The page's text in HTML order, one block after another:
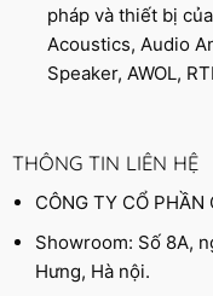
pháp và thiết bị
Acoustics, Audio
Speaker, AWOL,
THÔNG TIN LIÊN HỆ
CÔNG TY CỔ PHẦN
Showroom: Số 8A,
Hưng, Hà nội.